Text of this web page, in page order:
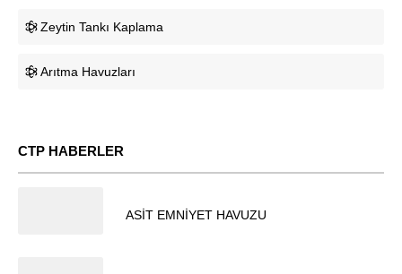
Zeytin Tankı Kaplama
Arıtma Havuzları
CTP HABERLER
ASİT EMNİYET HAVUZU